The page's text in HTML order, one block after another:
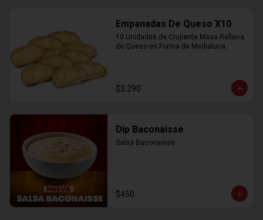
Empanadas De Queso X10
10 Unidades de Crujiente Masa Rellena
de Queso en Forma de Medialuna.
$3.290
Dip Baconaisse
Salsa Baconaisse
$450